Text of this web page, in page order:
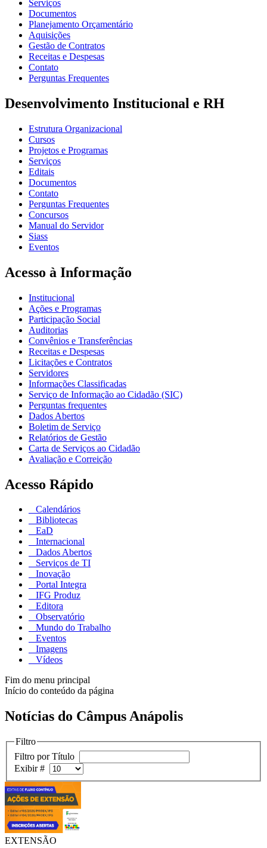
Serviços
Documentos
Planejamento Orçamentário
Aquisições
Gestão de Contratos
Receitas e Despesas
Contato
Perguntas Frequentes
Desenvolvimento Institucional e RH
Estrutura Organizacional
Cursos
Projetos e Programas
Serviços
Editais
Documentos
Contato
Perguntas Frequentes
Concursos
Manual do Servidor
Siass
Eventos
Acesso à Informação
Institucional
Ações e Programas
Participação Social
Auditorias
Convênios e Transferências
Receitas e Despesas
Licitações e Contratos
Servidores
Informações Classificadas
Serviço de Informação ao Cidadão (SIC)
Perguntas frequentes
Dados Abertos
Boletim de Serviço
Relatórios de Gestão
Carta de Serviços ao Cidadão
Avaliação e Correição
Acesso Rápido
Calendários
Bibliotecas
EaD
Internacional
Dados Abertos
Serviços de TI
Inovação
Portal Integra
IFG Produz
Editora
Observatório
Mundo do Trabalho
Eventos
Imagens
Vídeos
Fim do menu principal
Início do conteúdo da página
Notícias do Câmpus Anápolis
Filtro
Filtro por Título
Exibir #
EXTENSÃO